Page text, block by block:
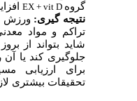
گروهvit D
+
EX
نتیجه­ گیری:ورزش
تراکم و مواد
شاید بتواند از
جلوگیری کند یا آن را
برای ارزیابی
تحقیقات بیشتری